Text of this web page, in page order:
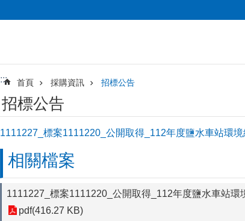
::: 首頁 採購資訊 招標公告
招標公告
1111227_標案1111220_公開取得_112年度鹽水車站環
相關檔案
1111227_標案1111220_公開取得_112年度鹽水車站環
pdf(416.27 KB)